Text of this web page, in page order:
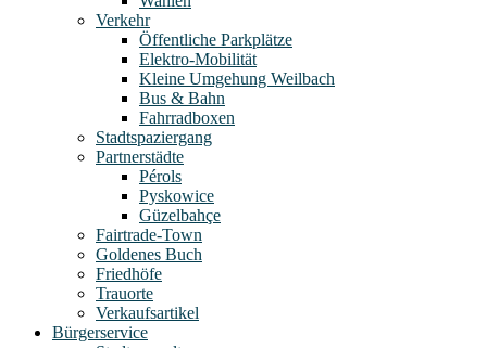
Verkehr
Öffentliche Parkplätze
Elektro-Mobilität
Kleine Umgehung Weilbach
Bus & Bahn
Fahrradboxen
Stadtspaziergang
Partnerstädte
Pérols
Pyskowice
Güzelbahçe
Fairtrade-Town
Goldenes Buch
Friedhöfe
Trauorte
Verkaufsartikel
Bürgerservice